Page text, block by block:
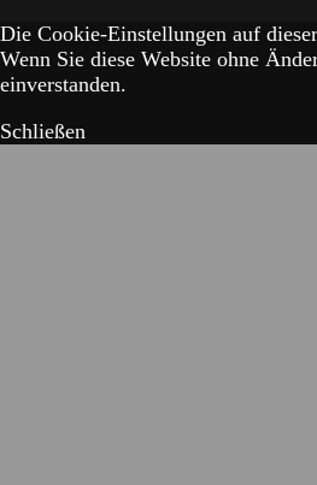
Die Cookie-Einstellungen auf
Wenn Sie diese Website ohne
einverstanden.
Schließen